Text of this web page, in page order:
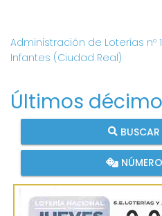
Administración de Loterías nº
Infantes (Ciudad Real)
Últimos
BUSCAR